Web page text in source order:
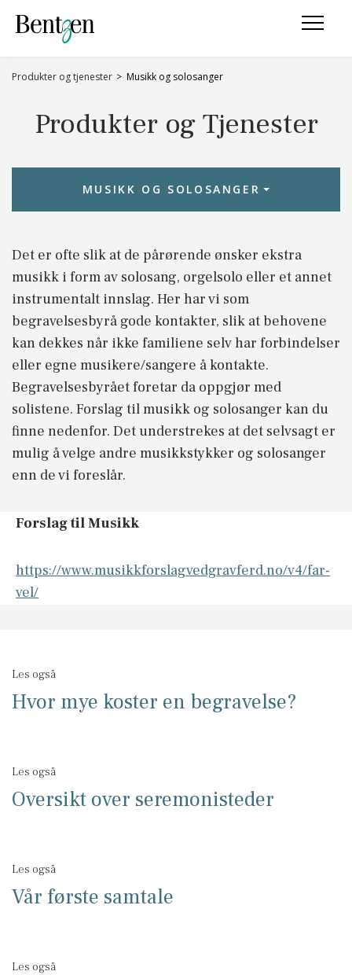
Produkter og tjenester Musikk og solosanger
Produkter og Tjenester
MUSIKK OG SOLOSANGER
Det er ofte slik at de pårørende ønsker ekstra
musikk i form av solosang, orgelsolo eller et annet
instrumentalt innslag. Her har vi som
begravelsesbyrå gode kontakter, slik at behovene
kan dekkes når ikke familiene selv har forbindelser
eller egne musikere/sangere å kontakte.
Begravelsesbyrået foretar da oppgjør med
solistene. Forslag til musikk og solosanger kan du
finne nedenfor. Det understrekes at det selvsagt er
mulig å velge andre musikkstykker og solosanger
enn de vi foreslår.
Forslag til Musikk
https://www.musikkforslagvedgravferd.no/v4/far-
vel/
Les også
Hvor mye koster en begravelse?
Les også
Oversikt over seremonisteder
Les også
Vår første samtale
Les også